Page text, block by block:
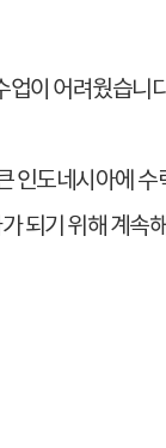
이 어려웠습니
인도네시아에
되기 위해 계속